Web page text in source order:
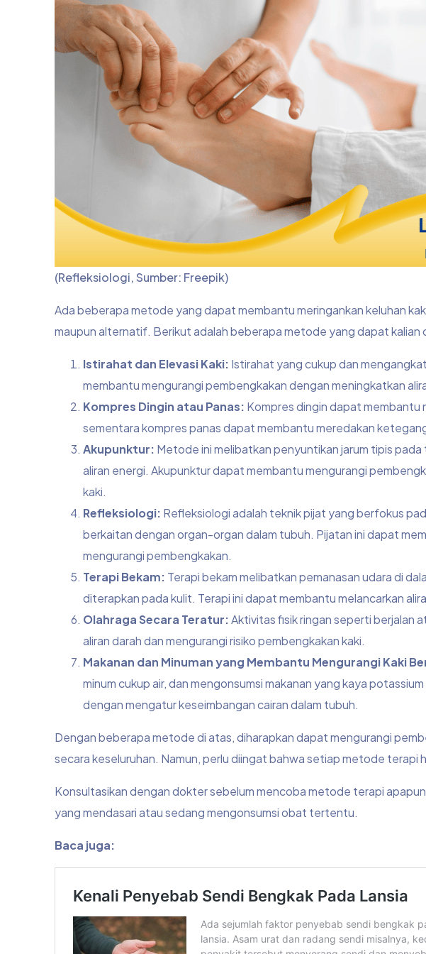
(Refleksiologi, Sumber: Freepik)
Ada beberapa metode yang dapat membantu meringankan keluhan
maupun alternatif. Berikut adalah beberapa metode yang dapat kalian
Istirahat dan Elevasi Kaki: Istirahat yang cukup dan
membantu mengurangi pembengkakan dengan meningkatkan
Kompres Dingin atau Panas: Kompres dingin dapat membantu
sementara kompres panas dapat membantu meredakan
Akupunktur: Metode ini melibatkan penyuntikan jarum tipis
aliran energi. Akupunktur dapat membantu mengurangi
kaki.
Refleksiologi: Refleksiologi adalah teknik pijat yang berfokus
berkaitan dengan organ-organ dalam tubuh. Pijatan ini dapat
mengurangi pembengkakan.
Terapi Bekam: Terapi bekam melibatkan pemanasan udara di
diterapkan pada kulit. Terapi ini dapat membantu melancarkan
Olahraga Secara Teratur:Aktivitas fisik ringan seperti berjalan
aliran darah dan mengurangi risiko pembengkakan kaki.
Makanan dan Minuman yang Membantu Mengurangi Kaki
minum cukup air, dan mengonsumsi makanan yang kaya
dengan mengatur keseimbangan cairan dalam tubuh.
Dengan beberapa metode di atas, diharapkan dapat mengurangi
secara keseluruhan. Namun, perlu diingat bahwa setiap metode terapi
Konsultasikan dengan dokter sebelum mencoba metode terapi
yang mendasari atau sedang mengonsumsi obat tertentu.
Baca juga: